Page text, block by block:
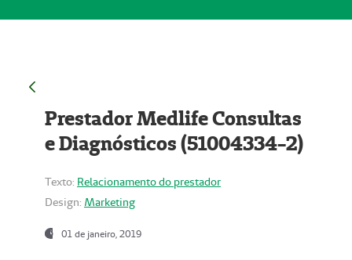
Prestador Medlife Consultas
e Diagnósticos (51004334-2)
Texto: Relacionamento do prestador
Design: Marketing
01 de janeiro, 2019